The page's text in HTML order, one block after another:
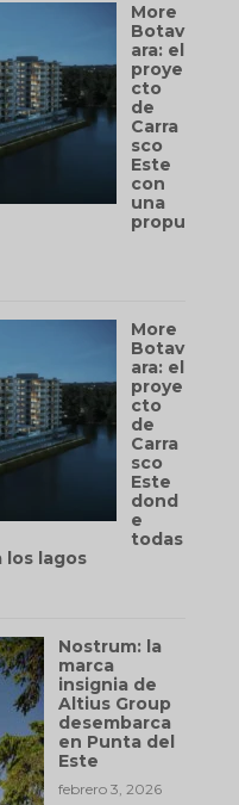
More
Botav
ara: el
proye
cto
de
Carra
sco
Este
con
una
propu
More
Botav
ara: el
proye
cto
de
Carra
sco
Este
dond
e
todas
los lagos
Nostrum: la
marca
insignia de
Altius Group
desembarca
en Punta del
Este
febrero 3, 2026